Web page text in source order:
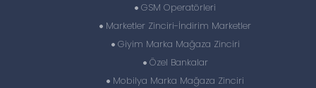
GSM Operatörleri
Marketler Zinciri-İndirim Marketler
Giyim Marka Mağaza Zinciri
Özel Bankalar
Mobilya Marka Mağaza Zinciri